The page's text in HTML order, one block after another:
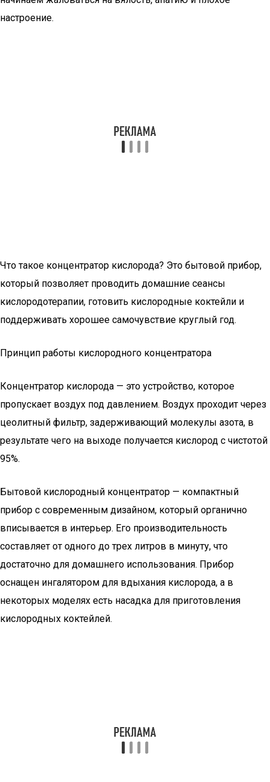
настроение.
Что такое концентратор кислорода? Это бытовой прибор,
который позволяет проводить домашние сеансы
кислородотерапии, готовить кислородные коктейли и
поддерживать хорошее самочувствие круглый год.
Принцип работы кислородного концентратора
Концентратор кислорода — это устройство, которое
пропускает воздух под давлением. Воздух проходит через
цеолитный фильтр, задерживающий молекулы азота, в
результате чего на выходе получается кислород с чистотой
95%.
Бытовой кислородный концентратор — компактный
прибор с современным дизайном, который органично
вписывается в интерьер. Его производительность
составляет от одного до трех литров в минуту, что
достаточно для домашнего использования. Прибор
оснащен ингалятором для вдыхания кислорода, а в
некоторых моделях есть насадка для приготовления
кислородных коктейлей.